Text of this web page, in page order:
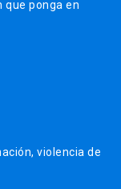
que ponga en
violencia de